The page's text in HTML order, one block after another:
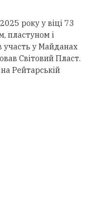
2025 року у віці 73
пластуном і
участь у Майданах
Світовий Пласт.
Рейтарській